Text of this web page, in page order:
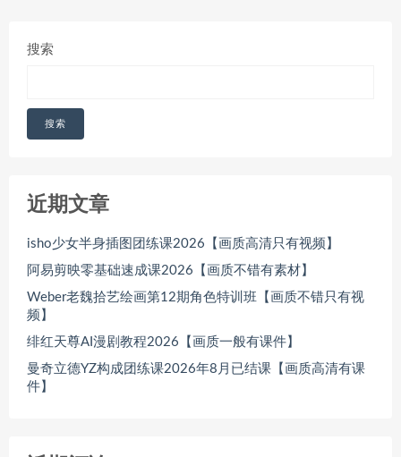
搜索
搜索
近期文章
isho少女半身插图团练课2026【画质高清只有视频】
阿易剪映零基础速成课2026【画质不错有素材】
Weber老魏拾艺绘画第12期角色特训班【画质不错只有视
频】
绯红天尊AI漫剧教程2026【画质一般有课件】
曼奇立德YZ构成团练课2026年8月已结课【画质高清有课
件】